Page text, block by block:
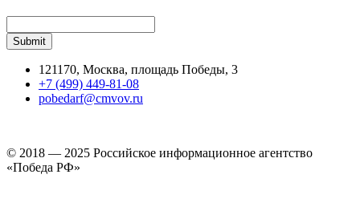
121170, Москва, площадь Победы, 3
+7 (499) 449-81-08
pobedarf@cmvov.ru
© 2018 — 2025 Российское информационное агентство
«Победа РФ»